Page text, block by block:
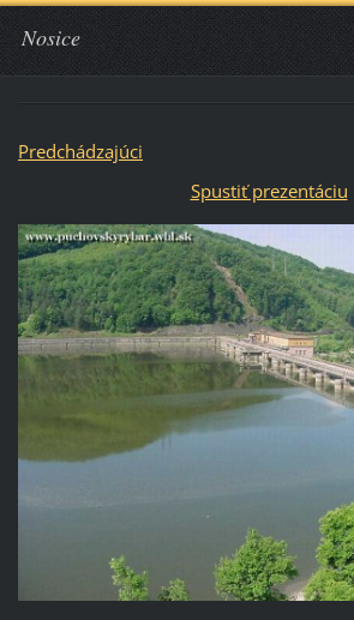
Nosice
Predchádzajúci
Spustiť prezentáciu